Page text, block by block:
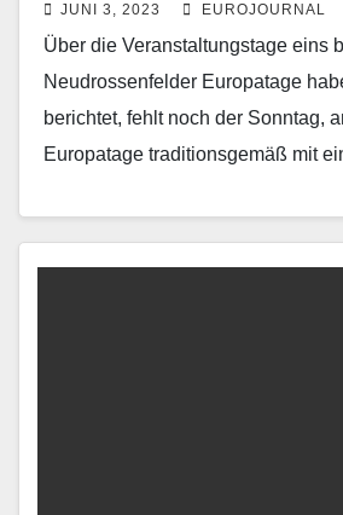
JUNI 3, 2023 EUROJOURNAL
Über die Veranstaltungstage eins
Neudrossenfelder Europatage
berichtet, fehlt noch der Sonntag,
Europatage traditionsgemäß mit